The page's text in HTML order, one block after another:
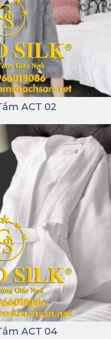
ACT 02
ACT 04